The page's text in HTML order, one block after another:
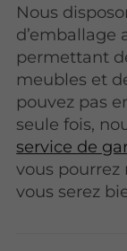
Nous
d’emballage
permettant
meubles et
pouvez pas
seule fois,
service de
vous pourrez
vous serez